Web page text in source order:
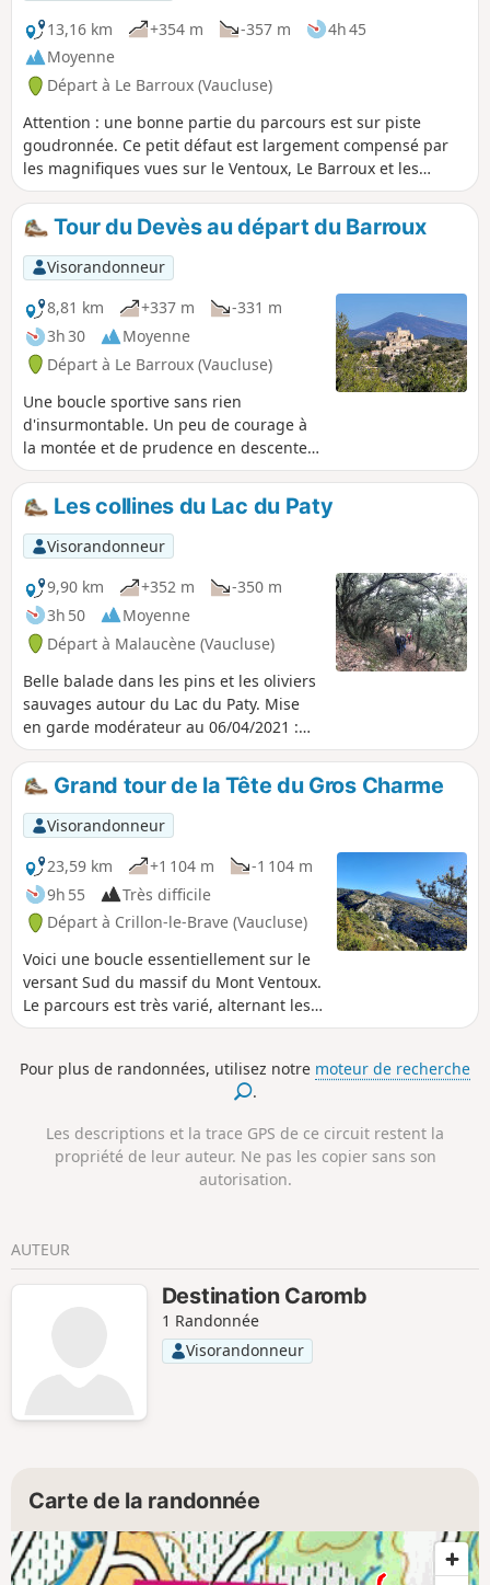
13,16 km
+354 m -357 m
4h 45
Moyenne
Départ à Le Barroux (Vaucluse)
Attention : une bonne partie du parcours est sur piste
goudronnée. Ce petit défaut est largement compensé par
les magnifiques vues sur le Ventoux, Le Barroux et les
Dentelles de Montmirail. Possibilité de pique-niquer à côté
de l'Abbaye Notre-Dame-de l'Annonciation.
Tour du Devès au départ du Barroux
Visorandonneur
8,81 km
+337 m
-331 m
3h 30
Moyenne
Départ à Le Barroux (Vaucluse)
Une boucle sportive sans rien
d'insurmontable. Un peu de courage à
la montée et de prudence en descente
seront récompensés par de superbes
panoramas depuis les Dentelles de
Montmirail jusqu'au Mont Ventoux et
sur la vallée du Rhône jusqu'aux
Alpilles. Le très joli village du Barroux se
laisse photographier sous tous les
angles et une visite du château après la
randonnée est fortement recommandée
pour finir en beauté.
Les collines du Lac du Paty
Visorandonneur
9,90 km
+352 m
-350 m
3h 50
Moyenne
Départ à Malaucène (Vaucluse)
Belle balade dans les pins et les oliviers
sauvages autour du Lac du Paty. Mise
en garde modérateur au 06/04/2021 :
GPS ou appli Visorando utile pour cette
randonnée ; voir les commentaires en
bas de cette fiche
Grand tour de la Tête du Gros Charme
Visorandonneur
23,59 km
+1 104 m
-1 104 m
9h 55
Très difficile
Départ à Crillon-le-Brave (Vaucluse)
Voici une boucle essentiellement sur le
versant Sud du massif du Mont Ventoux.
Le parcours est très varié, alternant les
montées et les descentes, avec une
Certains passages sont exigeants sans
Pour plus de randonnées, utilisez notre moteur de recherche
.
Les descriptions et la trace GPS de ce circuit restent la
propriété de leur auteur. Ne pas les copier sans son
autorisation.
AUTEUR
Destination Caromb
1 Randonnée
Visorandonneur
Carte de la randonnée